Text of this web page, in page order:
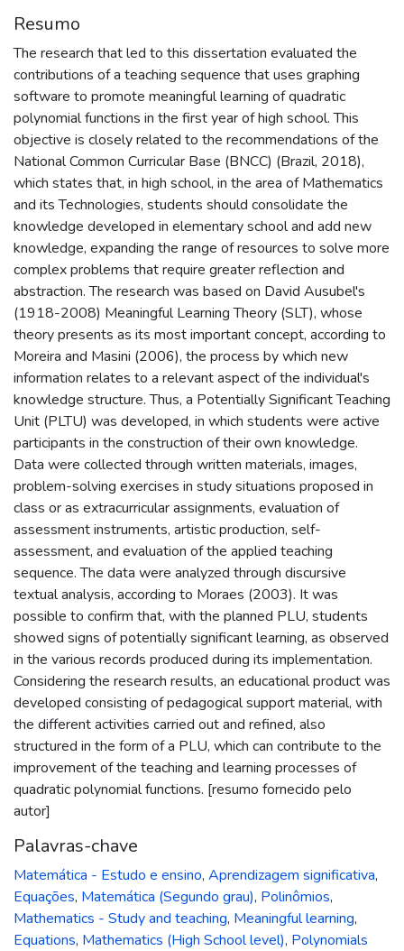
Resumo
The research that led to this dissertation evaluated the
contributions of a teaching sequence that uses graphing
software to promote meaningful learning of quadratic
polynomial functions in the first year of high school. This
objective is closely related to the recommendations of the
National Common Curricular Base (BNCC) (Brazil, 2018),
which states that, in high school, in the area of Mathematics
and its Technologies, students should consolidate the
knowledge developed in elementary school and add new
knowledge, expanding the range of resources to solve more
complex problems that require greater reflection and
abstraction. The research was based on David Ausubel's
(1918-2008) Meaningful Learning Theory (SLT), whose
theory presents as its most important concept, according to
Moreira and Masini (2006), the process by which new
information relates to a relevant aspect of the individual's
knowledge structure. Thus, a Potentially Significant Teaching
Unit (PLTU) was developed, in which students were active
participants in the construction of their own knowledge.
Data were collected through written materials, images,
problem-solving exercises in study situations proposed in
class or as extracurricular assignments, evaluation of
assessment instruments, artistic production, self-
assessment, and evaluation of the applied teaching
sequence. The data were analyzed through discursive
textual analysis, according to Moraes (2003). It was
possible to confirm that, with the planned PLU, students
showed signs of potentially significant learning, as observed
in the various records produced during its implementation.
Considering the research results, an educational product was
developed consisting of pedagogical support material, with
the different activities carried out and refined, also
structured in the form of a PLU, which can contribute to the
improvement of the teaching and learning processes of
quadratic polynomial functions. [resumo fornecido pelo
autor]
Palavras-chave
Matemática - Estudo e ensino, Aprendizagem significativa,
Equações, Matemática (Segundo grau), Polinômios,
Mathematics - Study and teaching, Meaningful learning,
Equations, Mathematics (High School level), Polynomials